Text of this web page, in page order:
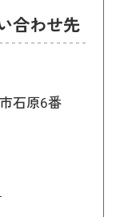
合わせ先
石原6番